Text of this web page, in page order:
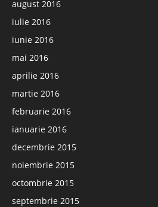
august 2016
iulie 2016
iunie 2016
mai 2016
aprilie 2016
martie 2016
februarie 2016
ianuarie 2016
decembrie 2015
noiembrie 2015
octombrie 2015
septembrie 2015